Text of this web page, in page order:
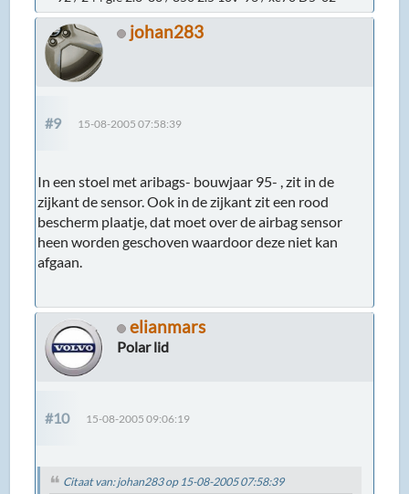
johan283
#9 15-08-2005 07:58:39
In een stoel met aribags- bouwjaar 95- , zit in de
zijkant de sensor. Ook in de zijkant zit een rood
bescherm plaatje, dat moet over de airbag sensor
heen worden geschoven waardoor deze niet kan
afgaan.
elianmars
Polar lid
#10 15-08-2005 09:06:19
Citaat van: johan283 op 15-08-2005 07:58:39